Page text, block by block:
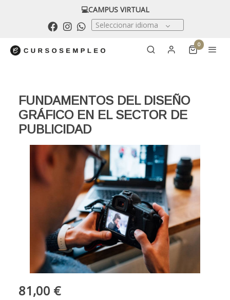
💻CAMPUS VIRTUAL
Seleccionar idioma
0
FUNDAMENTOS DEL DISEÑO
GRÁFICO EN EL SECTOR DE
PUBLICIDAD
81,00 €